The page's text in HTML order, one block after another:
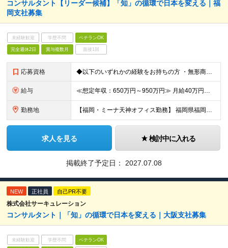
コンサルタント【リーダー候補】「知」の循環で日本を変える｜福
岡支社募集
未経験歓迎 学歴不問 ベテランOK
完全週休2日 賞与複数月 面接1回
応募資格 ◆以下のいずれかの経験をお持ちの方 ・無形商材での法人営業経験（目安6年以上） ・顧客に提案することで潜在ニーズを見出す課題解決型営業経験 ・リーダー・マネージャーなどの役職に就き、メンバーマネジメン
給与 ≪想定年収：650万円～950万円≫ 月給40万円～58万円 ※賞与：年3.5ヶ月（会社業績・個人評価によって変動） ※入社後1年経過したタイミングでインセンティブ給へ移行致します。 ※入社時の月給額
勤務地 【福岡・ミーナ天神オフィス勤務】 福岡県福岡市中央区天神4-3-8 The Company ミーナ天神8階 （変更の範囲）上記を除く当社関連勤務地
求人を見る 検討中に入れる
掲載終了予定日： 2027.07.08
NEW 正社員 自己PR不要
株式会社サーキュレーション
コンサルタント｜「知」の循環で日本を変える｜大阪支社募集
未経験歓迎 学歴不問 ベテランOK